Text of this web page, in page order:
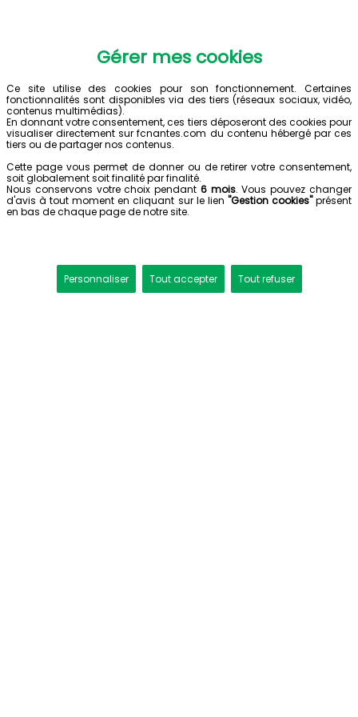
Gérer mes cookies
Ce site utilise des cookies pour son fonctionnement. Certaines
fonctionnalités sont disponibles via des tiers (réseaux sociaux, vidéo,
contenus multimédias).
En donnant votre consentement, ces tiers déposeront des cookies pour
visualiser directement sur fcnantes.com du contenu hébergé par ces
tiers ou de partager nos contenus.
Cette page vous permet de donner ou de retirer votre consentement,
soit globalement soit finalité par finalité.
Nous conservons votre choix pendant 6 mois. Vous pouvez changer
d'avis à tout moment en cliquant sur le lien "Gestion cookies"présent
en bas de chaque page de notre site.
Personnaliser Tout accepter Tout refuser